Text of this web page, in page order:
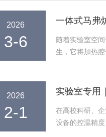
2026
3-6
一体式马弗
随着实验室空
生，它将加热
2026
2-1
实验室专用
在高校科研、
设备的控温精